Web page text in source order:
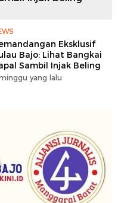
Eksklusif
Bajo: Lihat Bangkai
Sambil Injak Beling
yang lalu